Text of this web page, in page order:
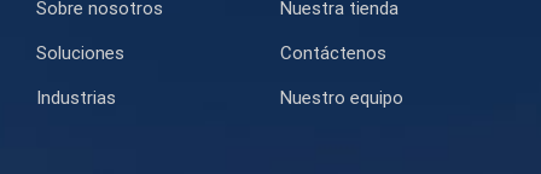
Sobre nosotros
Soluciones
Industrias
Nuestra tienda
Contáctenos
Nuestro equipo